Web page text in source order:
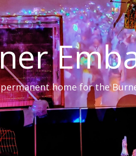
home for the